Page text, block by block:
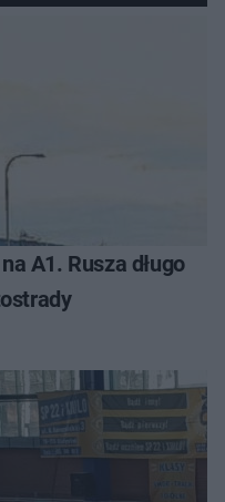
A1. Rusza długo